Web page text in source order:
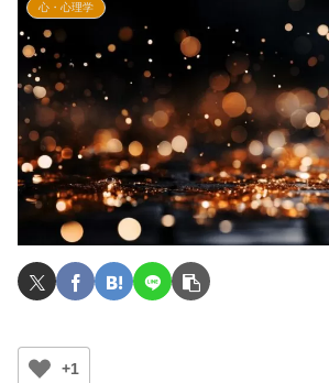
心・心理学
+1